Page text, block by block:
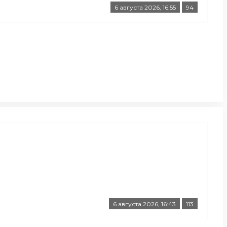
6 августа 2026, 16:55 94
6 августа 2026, 16:43 113